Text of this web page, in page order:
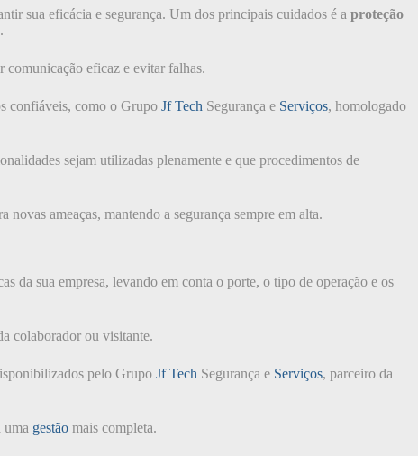
sua eficácia e segurança. Um dos principais cuidados é a proteção
comunicação eficaz e evitar falhas.
confiáveis, como o Grupo Jf Tech Segurança e Serviços, homologado
sejam utilizadas plenamente e que procedimentos de
ameaças, mantendo a segurança sempre em alta.
da sua empresa, levando em conta o porte, o tipo de operação e os
colaborador ou visitante.
pelo Grupo Jf Tech Segurança e Serviços, parceiro da
uma gestão mais completa.